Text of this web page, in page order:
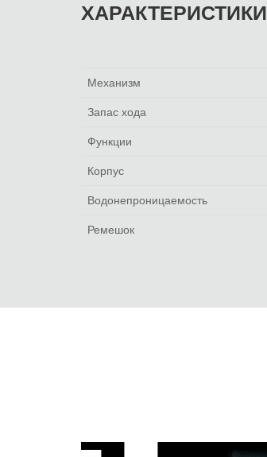
ХАРАКТЕРИСТИКИ
Механизм
Запас хода
Функции
Корпус
Водонепроницаемость
Ремешок